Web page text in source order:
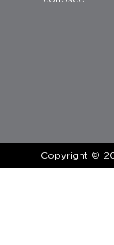
Copyright ©